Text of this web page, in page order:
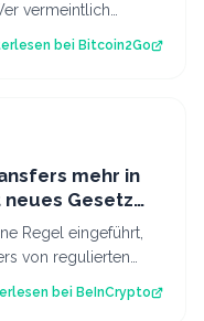
vermeintlich
bei Bitcoin2Go
mehr in
Gesetz
Regel eingeführt,
von regulierten
bei BeInCrypto